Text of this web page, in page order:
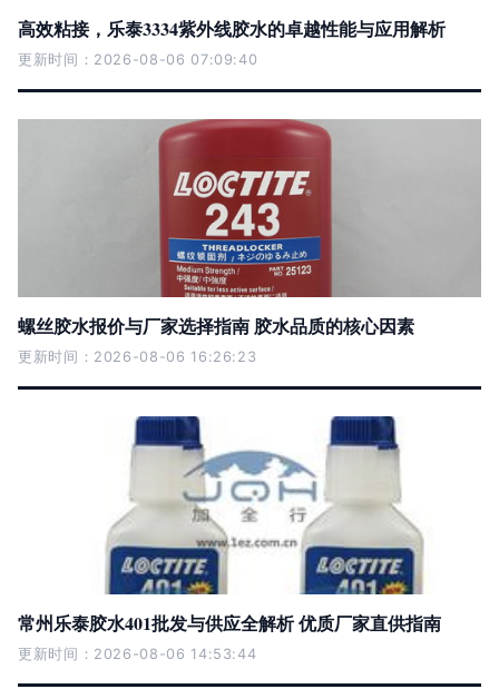
高效粘接，乐泰3334紫外线胶水的卓越性能与应用解析
更新时间：2026-08-06 07:09:40
螺丝胶水报价与厂家选择指南 胶水品质的核心因素
更新时间：2026-08-06 16:26:23
常州乐泰胶水401批发与供应全解析 优质厂家直供指南
更新时间：2026-08-06 14:53:44